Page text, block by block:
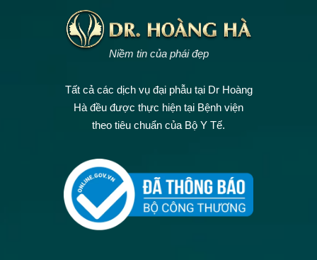
Niềm tin của phái đẹp
Tất cả các dịch vụ đại phẫu tại Dr Hoàng
Hà đều được thực hiện tại Bệnh viện
theo tiêu chuẩn của Bộ Y Tế.